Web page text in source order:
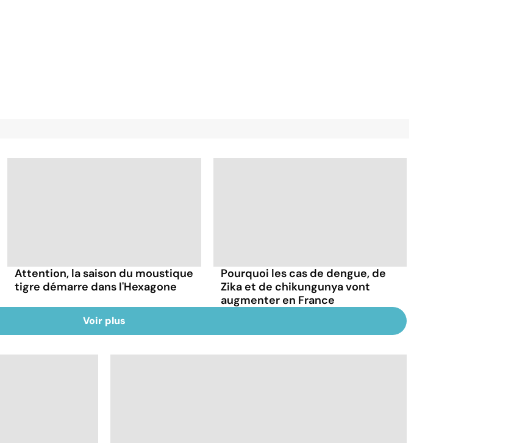
Attention, la saison du moustique
tigre démarre dans l'Hexagone
Pourquoi les cas de dengue, de
Zika et de chikungunya vont
augmenter en France
Voir plus